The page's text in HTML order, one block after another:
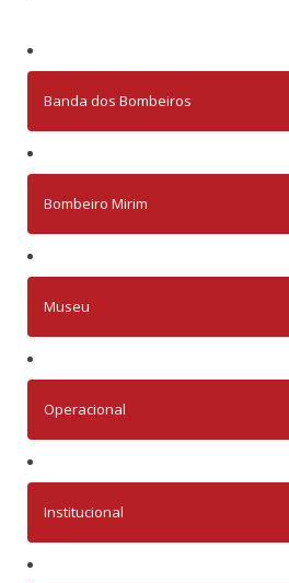
Banda dos Bombeiros
Bombeiro Mirim
Museu
Operacional
Institucional